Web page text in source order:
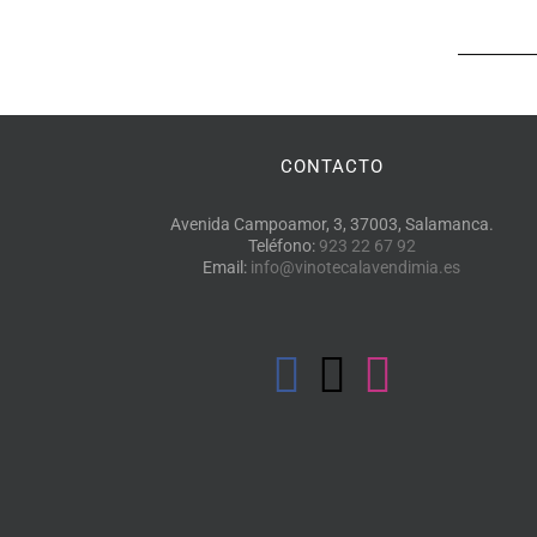
CONTACTO
Avenida Campoamor, 3, 37003, Salamanca.
Teléfono: 923 22 67 92
Email: info@vinotecalavendimia.es